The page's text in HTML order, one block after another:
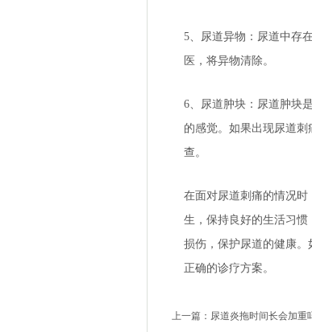
5、尿道异物：尿道中存
医，将异物清除。
6、尿道肿块：尿道肿块
的感觉。如果出现尿道
查。
在面对尿道刺痛的情况
生，保持良好的生活习
损伤，保护尿道的健康
正确的诊疗方案。
上一篇： 尿道炎拖时间长会加重